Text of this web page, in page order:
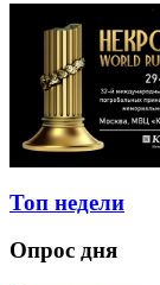
Топ недели
Опрос дня